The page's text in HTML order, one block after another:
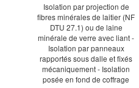
Isolation par projection de
fibres minérales de laitier (NF
DTU 27.1) ou de laine
minérale de verre avec liant -
Isolation par panneaux
rapportés sous dalle et fixés
mécaniquement - Isolation
posée en fond de coffrage